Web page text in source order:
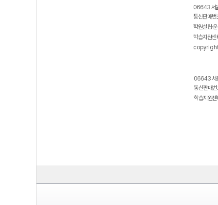
06643 서
통신판매
학원설립·
학습지원
06643 서
통신판매
학습지원